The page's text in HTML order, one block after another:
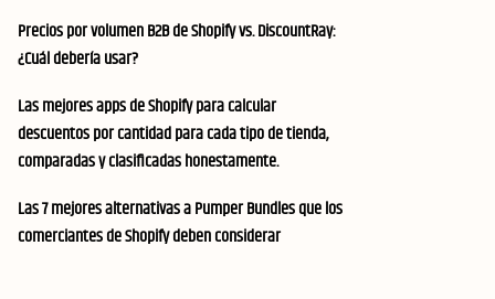
Precios por volumen B2B de Shopify vs. DiscountRay:
¿Cuál debería usar?
Las mejores apps de Shopify para calcular
descuentos por cantidad para cada tipo de tienda,
comparadas y clasificadas honestamente.
Las 7 mejores alternativas a Pumper Bundles que los
comerciantes de Shopify deben considerar